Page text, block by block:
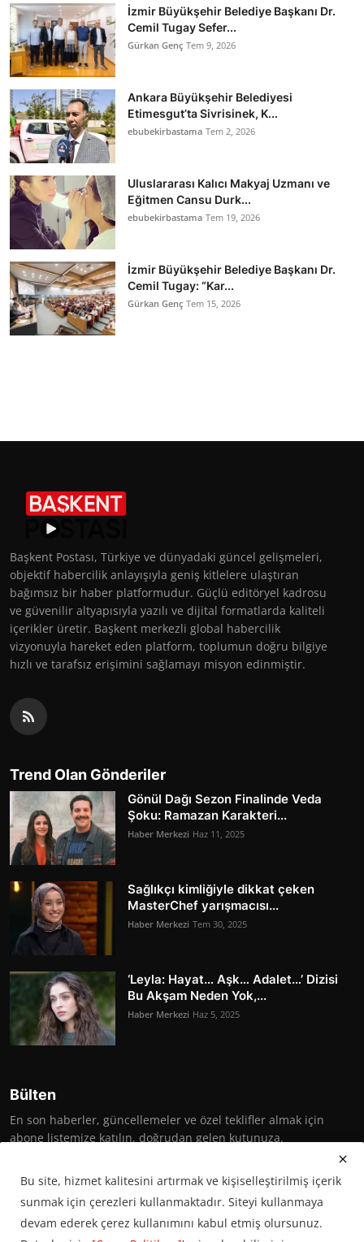
İzmir Büyükşehir Belediye Başkanı Dr.
Cemil Tugay Sefer...
Gürkan Genç Tem 9, 2026
Ankara Büyükşehir Belediyesi
Etimesgut’ta Sivrisinek, K...
ebubekirbastama Tem 2, 2026
Uluslararası Kalıcı Makyaj Uzmanı ve
Eğitmen Cansu Durk...
ebubekirbastama Tem 19, 2026
İzmir Büyükşehir Belediye Başkanı Dr.
Cemil Tugay: “Kar...
Gürkan Genç Tem 15, 2026
Başkent Postası, Türkiye ve dünyadaki güncel gelişmeleri,
objektif habercilik anlayışıyla geniş kitlelere ulaştıran
bağımsız bir haber platformudur. Güçlü editöryel kadrosu
ve güvenilir altyapısıyla yazılı ve dijital formatlarda kaliteli
içerikler üretir. Başkent merkezli global habercilik
vizyonuyla hareket eden platform, toplumun doğru bilgiye
hızlı ve tarafsız erişimini sağlamayı misyon edinmiştir.
Trend Olan Gönderiler
Gönül Dağı Sezon Finalinde Veda
Şoku: Ramazan Karakteri...
Haber Merkezi Haz 11, 2025
Sağlıkçı kimliğiyle dikkat çeken
MasterChef yarışmacısı...
Haber Merkezi Tem 30, 2025
‘Leyla: Hayat… Aşk… Adalet…’ Dizisi
Bu Akşam Neden Yok,...
Haber Merkezi Haz 5, 2025
Bülten
En son haberler, güncellemeler ve özel teklifler almak için
abone listemize katılın, doğrudan gelen kutunuza.
Abone Ol
Bu site, hizmet kalitesini artırmak ve kişiselleştirilmiş içerik
sunmak için çerezleri kullanmaktadır. Siteyi kullanmaya
devam ederek çerez kullanımını kabul etmiş olursunuz.